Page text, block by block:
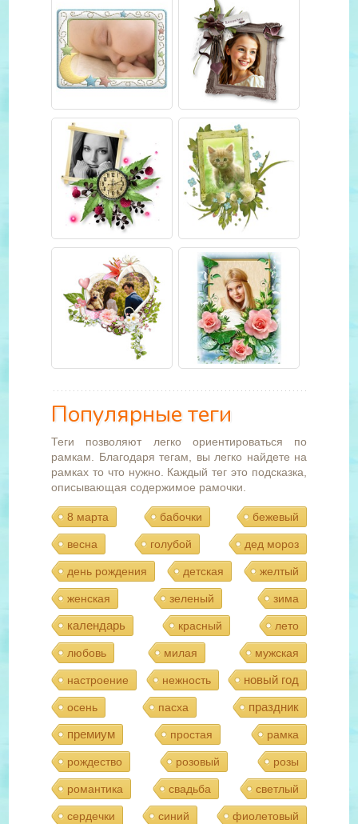
Популярные теги
Теги позволяют легко ориентироваться по
рамкам. Благодаря тегам, вы легко найдете на
рамках то что нужно. Каждый тег это подсказка,
описывающая содержимое рамочки.
8 марта бабочки бежевый
весна голубой дед мороз
день рождения детская желтый
женская зеленый зима
календарь красный лето
любовь милая мужская
настроение нежность новый год
осень пасха
праздник
премиум
простая рамка
рождество розовый розы
романтика свадьба светлый
сердечки синий фиолетовый